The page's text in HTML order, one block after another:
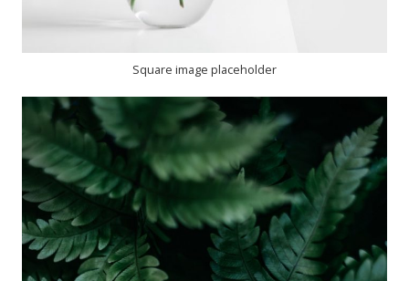
Square image placeholder